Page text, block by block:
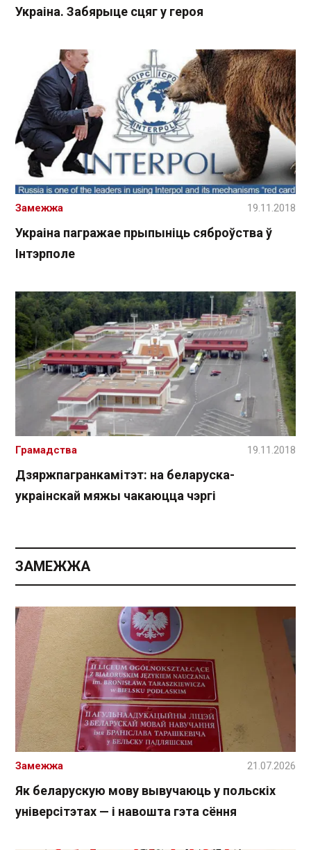
Украіна. Забярыце сцяг у героя
Украіна пагражае прыпыніць сяброўства ў
Інтэрполе
Замежжа 19.11.2018
Дзяржпагранкамітэт: на беларуска-
украінскай мяжы чакаюцца чэргі
Грамадства 19.11.2018
ЗАМЕЖЖА
Як беларускую мову вывучаюць у польскіх
універсітэтах — і навошта гэта сёння
Замежжа 21.07.2026